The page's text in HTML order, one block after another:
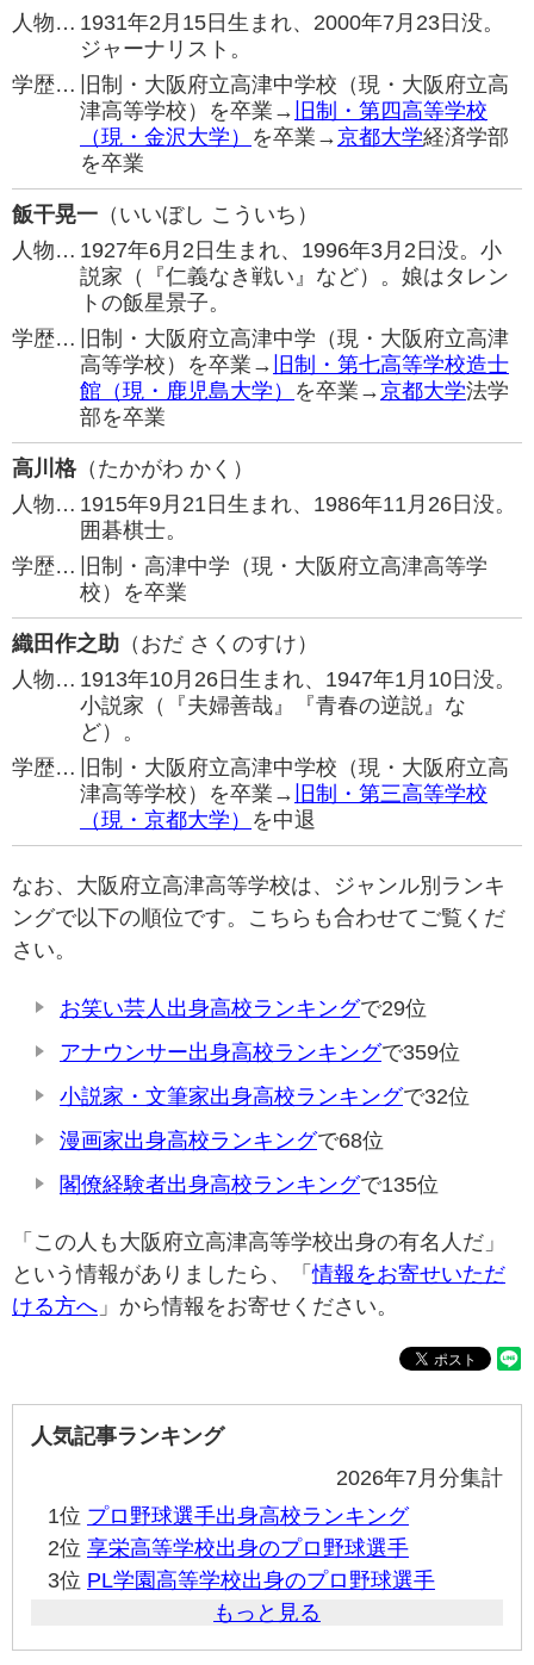
人物… 1931年2月15日生まれ、2000年7月23日没。
ジャーナリスト。
学歴…
旧制・大阪府立高津中学校（現・大阪府立高
津高等学校）を卒業→ 旧制・第四高等学校
（現・金沢大学） を卒業→京都大学経済学部
を卒業
飯干晃一 （いいぼし こういち）
人物… 1927年6月2日生まれ、1996年3月2日没。小
説家（『仁義なき戦い』など）。娘はタレン
トの飯星景子。
学歴…
旧制・大阪府立高津中学（現・大阪府立高津
高等学校）を卒業→ 旧制・第七高等学校造士
館（現・鹿児島大学） を卒業→京都大学法学
部を卒業
高川格（たかがわ かく）
人物… 1915年9月21日生まれ、1986年11月26日没。
囲碁棋士。
学歴…
旧制・高津中学（現・大阪府立高津高等学
校）を卒業
織田作之助 （おだ さくのすけ）
人物… 1913年10月26日生まれ、1947年1月10日没。
小説家（『夫婦善哉』『青春の逆説』な
ど）。
学歴…
旧制・大阪府立高津中学校（現・大阪府立高
津高等学校）を卒業→ 旧制・第三高等学校
（現・京都大学） を中退
なお、大阪府立高津高等学校は、ジャンル別ランキ
ングで以下の順位です。こちらも合わせてご覧くだ
さい。
お笑い芸人出身高校ランキングで29位
アナウンサー出身高校ランキングで359位
小説家・文筆家出身高校ランキングで32位
漫画家出身高校ランキングで68位
閣僚経験者出身高校ランキングで135位
「この人も大阪府立高津高等学校出身の有名人だ」
という情報がありましたら、「情報をお寄せいただ
ける方へ 」から情報をお寄せください。
人気記事ランキング
2026年7月分集計
1位 プロ野球選手出身高校ランキング
2位 享栄高等学校出身のプロ野球選手
3位 PL学園高等学校出身のプロ野球選手
もっと見る